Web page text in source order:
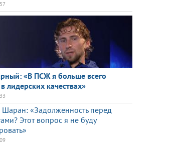
«В ПСЖ я больше всего
лидерских качествах»
«Задолженность перед
Этот вопрос я не буду